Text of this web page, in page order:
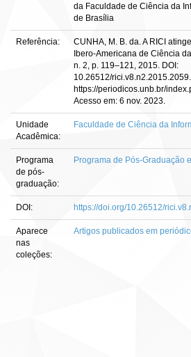
da Faculdade de Ciência da
de Brasília
Referência:
CUNHA, M. B. da. A RICI
Ibero-Americana de Ciência
n. 2, p. 119–121, 2015. DOI:
10.26512/
https://periodicos.unb.br/
Acesso em: 6 nov. 2023.
Unidade
Acadêmica:
Faculdade de Ciência da
Programa
de pós-
graduação:
Programa de Pós-Graduação
DOI: https://doi.org/10.26512/
Aparece
nas
coleções:
Artigos publicados em